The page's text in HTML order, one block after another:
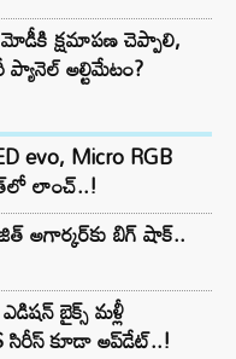
మోడీకి క్షమాపణ చెప్పాలి,
అల్టిమేటం?
evo, Micro RGB
లాంచ్..!
అగార్కర్‌కు బిగ్ షాక్..
బైక్స్ మళ్లీ
సిరీస్ కూడా అప్‌డేట్..!